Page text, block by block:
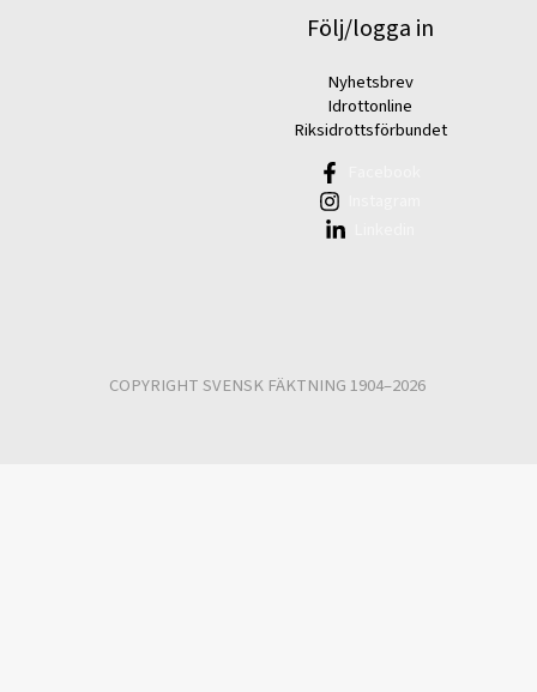
Följ/logga in
Nyhetsbrev
Idrottonline
Riksidrottsförbundet
COPYRIGHT SVENSK FÄKTNING 1904–2026